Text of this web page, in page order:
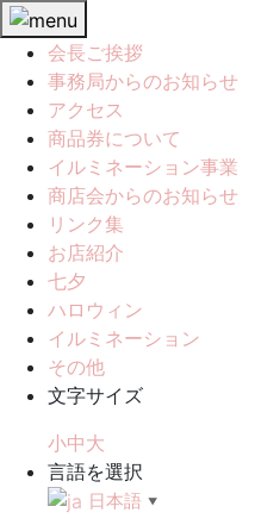
会長ご挨拶
事務局からのお知らせ
アクセス
商品券について
イルミネーション事業
商店会からのお知らせ
リンク集
お店紹介
七夕
ハロウィン
イルミネーション
その他
文字サイズ
小中大
言語を選択
日本語 ▼